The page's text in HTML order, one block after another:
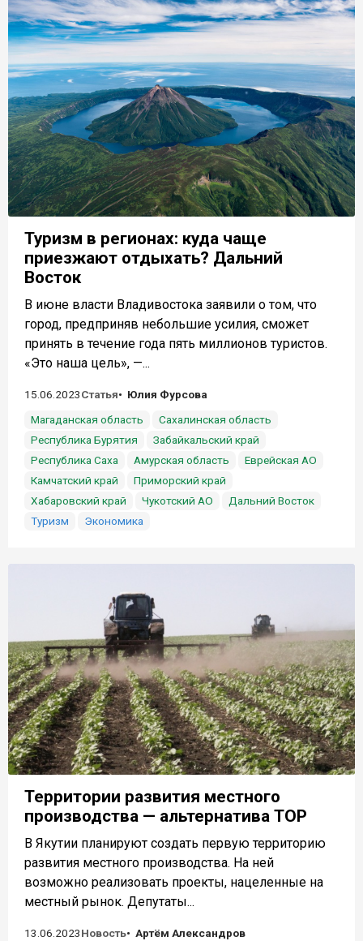
Туризм в регионах: куда чаще
приезжают отдыхать? Дальний
Восток
В июне власти Владивостока заявили о том, что
город, предприняв небольшие усилия, сможет
принять в течение года пять миллионов туристов.
«Это наша цель», —...
15.06.2023Статья
Юлия Фурсова
Магаданская область
Сахалинская область
Республика Бурятия
Забайкальский край
Республика Саха
Амурская область
Еврейская АО
Камчатский край
Приморский край
Хабаровский край
Чукотский АО
Дальний Восток
Туризм
Экономика
Территории развития местного
производства — альтернатива ТОР
В Якутии планируют создать первую территорию
развития местного производства. На ней
возможно реализовать проекты, нацеленные на
местный рынок. Депутаты...
13.06.2023Новость
Артём Александров